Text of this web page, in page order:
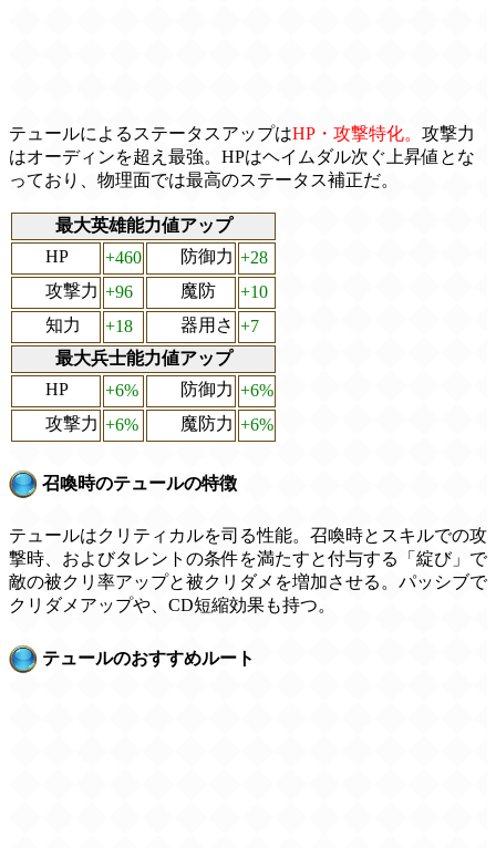
テュールによるステータスアップはHP・攻撃特化。 攻撃力
はオーディンを超え最強。HPはヘイムダル次ぐ上昇値とな
っており、物理面では最高のステータス補正だ。
最大英雄能力値アップ
HP
+460 防御力 +28
攻撃力 +96 魔防
+10
知力
+18 器用さ +7
最大兵士能力値アップ
HP
+6% 防御力 +6%
攻撃力 +6% 魔防力 +6%
召喚時のテュールの特徴
テュールはクリティカルを司る性能。召喚時とスキルでの攻
撃時、およびタレントの条件を満たすと付与する「綻び」で
敵の被クリ率アップと被クリダメを増加させる。パッシブで
クリダメアップや、CD短縮効果も持つ。
テュールのおすすめルート